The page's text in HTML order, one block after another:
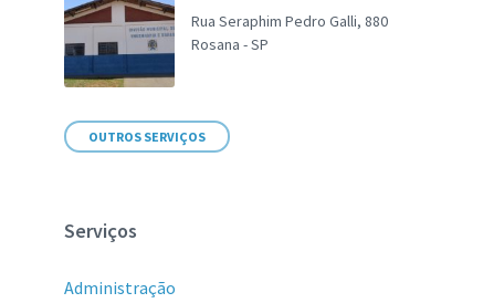
Rua Seraphim Pedro Galli, 880
Rosana - SP
OUTROS SERVIÇOS
Serviços
Administração